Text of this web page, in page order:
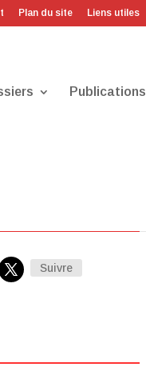
Plan du site Liens utiles
Publications
Suivre